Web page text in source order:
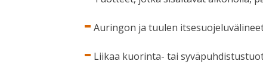
Auringon ja tuulen
Liikaa kuorinta- tai